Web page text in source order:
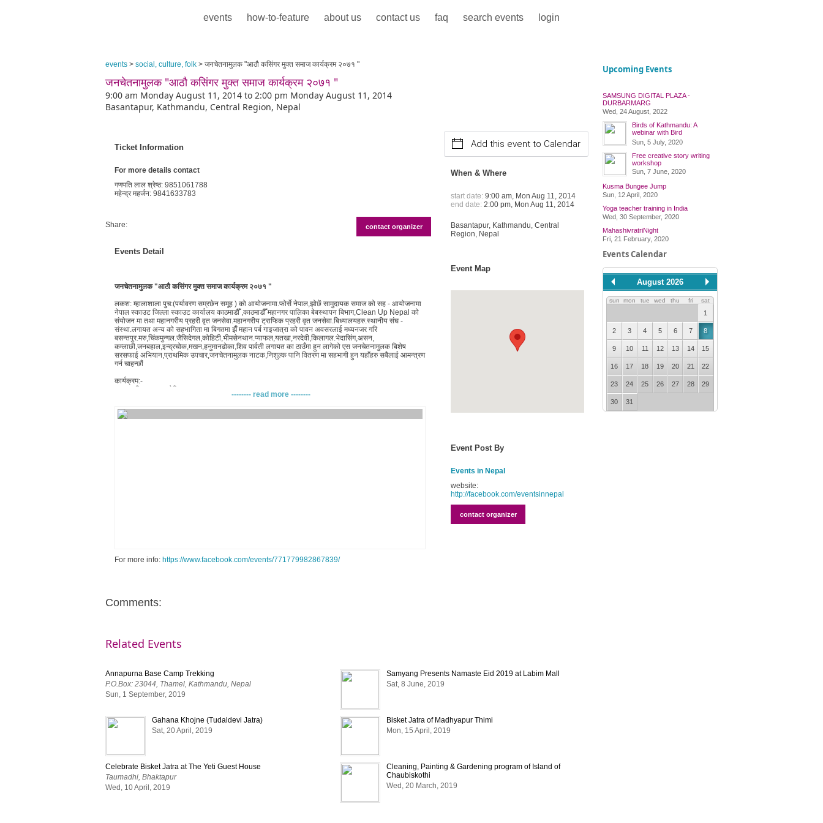
events how-to-feature about us contact us faq search events login
events > social, culture, folk > जनचेतनामुलक "आठौ कसिंगर मुक्त समाज कार्यक्रम २०७१ "
जनचेतनामुलक "आठौ कसिंगर मुक्त समाज कार्यक्रम २०७१ "
9:00 am Monday August 11, 2014 to 2:00 pm Monday August 11, 2014
Basantapur, Kathmandu, Central Region, Nepal
Ticket Information
For more details contact
गणपति लाल श्रेष्ठ: 9851061788
महेन्द्र महर्जन: 9841633783
Share: contact organizer
Events Detail
जनचेतनामुलक "आठौ कसिंगर मुक्त समाज कार्यक्रम २०७१ "
लकश: म्हालाशाला पुच:(पर्यावरण सम्रछेन समूह ) को आयोजनामा.फोर्से नेपाल,झोछें सामुदायक समाज को सह - आयोजनामा
नेपाल स्काउट जिल्ला स्काउट कार्यालय काठमाडौँ ,काठमाडौँ महानगर पालिका बेबस्थापन बिभाग,Clean Up Nepal को
संयोजन मा तथा महानगरीय प्रहरी वृत जनसेवा.महानगरीय ट्राफिक प्रहरी वृत जनसेवा.बिध्यालयहरु.स्थानीय संघ -
संस्था.लगायत अन्य को सहभागिता मा बिगतमा झैँ महान पर्ब गाइजात्रा को पावन अवसरलाई मध्यनजर गरि
बसन्तपुर.मरु,चिंकमुन्गल.जैसिदेगल,कोहिटी,भीमसेनथान.प्याफल,यतखा,नरदेवी,किलागल.भेदासिंग,असन,
कम्लाछी,जनबहाल,इन्द्रचोक,मखन,हनुमानढोका,शिव पार्वती लगायत का ठाउँमा हुन लागेको एस जनचेतनामुलक बिशेष
सरसफाई अभियान,प्राथमिक उपचार,जनचेतनामुलक नाटक,निशुल्क पानि वितरण मा सहभागी हुन यहाँहरु सबैलाई आमन्त्रण
गर्न चाहन्छौं
कार्यक्रम:-
-------- read more --------
For more info: https://www.facebook.com/events/771779982867839/
Add this event to Calendar
When & Where
start date: 9:00 am, Mon Aug 11, 2014
end date: 2:00 pm, Mon Aug 11, 2014
Basantapur, Kathmandu, Central
Region, Nepal
Event Map
Event Post By
Events in Nepal
website:
http://facebook.com/eventsinnepal
contact organizer
Comments:
Related Events
Annapurna Base Camp Trekking
P.O.Box: 23044, Thamel, Kathmandu, Nepal
Sun, 1 September, 2019
Samyang Presents Namaste Eid 2019 at Labim Mall
Sat, 8 June, 2019
Gahana Khojne (Tudaldevi Jatra)
Sat, 20 April, 2019
Bisket Jatra of Madhyapur Thimi
Mon, 15 April, 2019
Celebrate Bisket Jatra at The Yeti Guest House
Taumadhi, Bhaktapur
Wed, 10 April, 2019
Cleaning, Painting & Gardening program of Island of
Chaubiskothi
Wed, 20 March, 2019
Upcoming Events
SAMSUNG DIGITAL PLAZA -
DURBARMARG
Wed, 24 August, 2022
Birds of Kathmandu: A
webinar with Bird
Conservation Nepal
Sun, 5 July, 2020
Free creative story writing
workshop
Sun, 7 June, 2020
Kusma Bungee Jump
Sun, 12 April, 2020
Yoga teacher training in India
Wed, 30 September, 2020
MahashivratriNight
Fri, 21 February, 2020
Events Calendar
August 2026
sun mon tue wed thu fri sat
1
2 3 4 5 6 7 8
9 10 11 12 13 14 15
16 17 18 19 20 21 22
23 24 25 26 27 28 29
30 31